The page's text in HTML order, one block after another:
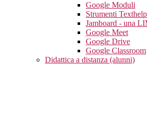
Google Moduli
Strumenti Texthelp
Jamboard - una
Google Meet
Google Drive
Google Classroom
Didattica a distanza (alunni)